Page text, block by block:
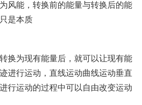
风能，转换前的能量与转换后的能
是本质
换为现有能量后，就可以让现有能
进行运动，直线运动曲线运动垂直
行运动的过程中可以自由改变运动